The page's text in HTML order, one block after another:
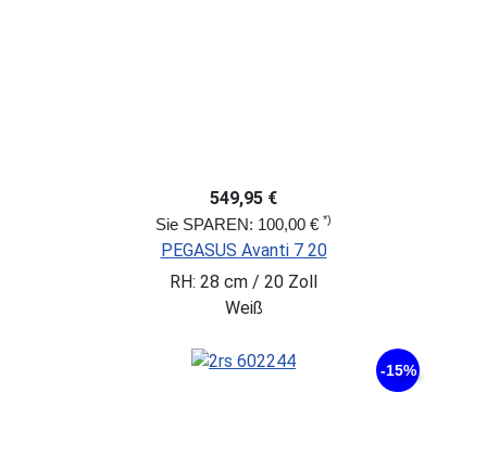
549,95 €
Sie SPAREN: 100,00 € *)
PEGASUS Avanti 7 20
RH: 28 cm / 20 Zoll
Weiß
-15%